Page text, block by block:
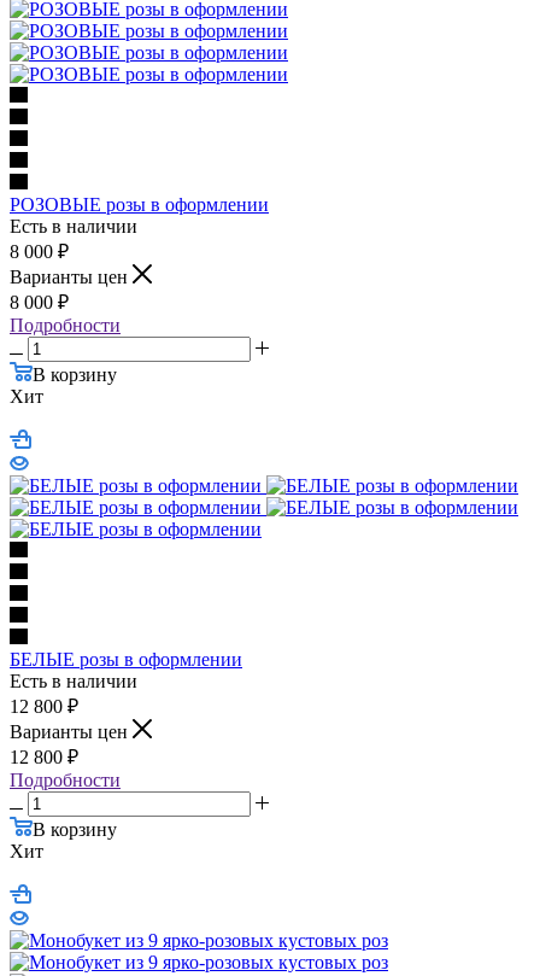
РОЗОВЫЕ розы в оформлении
Есть в наличии
8 000 ₽
Варианты цен
8 000 ₽
Подробности
В корзину
Хит
БЕЛЫЕ розы в оформлении
Есть в наличии
12 800 ₽
Варианты цен
12 800 ₽
Подробности
В корзину
Хит